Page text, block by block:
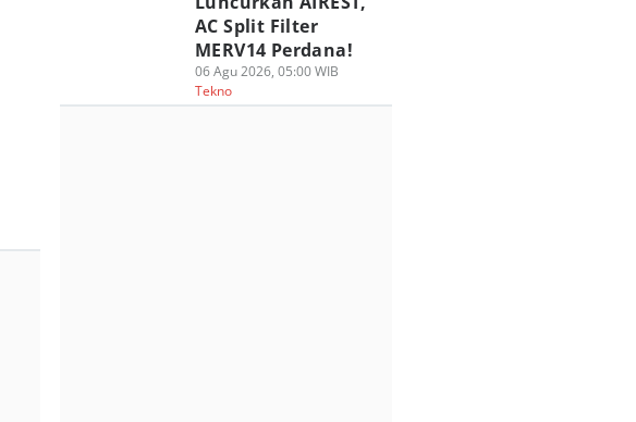
AC Split Filter
MERV14 Perdana!
06 Agu 2026, 05:00 WIB
Tekno